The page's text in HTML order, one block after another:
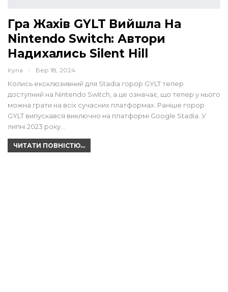
Гра Жахів GYLT Вийшла На
Nintendo Switch: Автори
Надихались Silent Hill
Iryna Бер 18, 2024
Колись ексклюзивний для Stadia горор GYLT тепер
доступний на Nintendo Switch, а це означає, що тепер у нього
можна грати на всіх сучасних платформах. Раніше горор
GYLT випускався виключно на платформі Google Stadia. У
липні 2023 року…
ЧИТАТИ ПОВНІСТЮ...